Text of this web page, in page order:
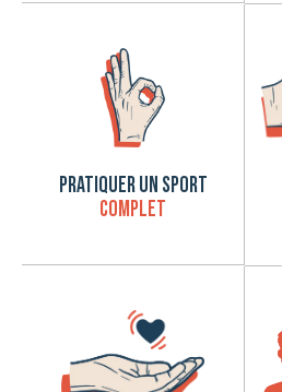
PRATIQUER UN SPORT
COMPLET